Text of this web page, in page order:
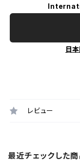
日
レビュー
最近チェックした